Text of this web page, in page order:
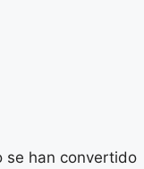
se han convertido